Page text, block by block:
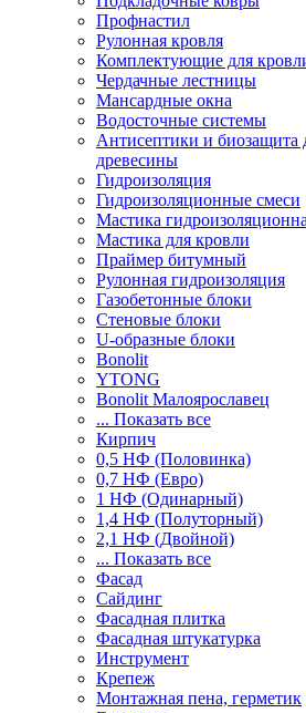
Профнастил
Рулонная кровля
Комплектующие для
Чердачные лестницы
Мансардные окна
Водосточные системы
Антисептики и биозащита
древесины
Гидроизоляция
Гидроизоляционные смеси
Мастика
Мастика для кровли
Праймер битумный
Рулонная гидроизоляция
Газобетонные блоки
Стеновые блоки
U-образные блоки
Bonolit
YTONG
Bonolit Малоярославец
... Показать все
Кирпич
0,5 НФ (Половинка)
0,7 НФ (Евро)
1 НФ (Одинарный)
1,4 НФ (Полуторный)
2,1 НФ (Двойной)
... Показать все
Фасад
Сайдинг
Фасадная плитка
Фасадная штукатурка
Инструмент
Крепеж
Монтажная пена, герметик